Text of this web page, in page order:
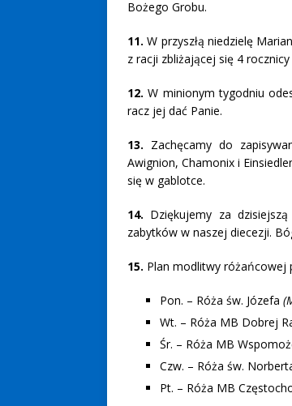
Bożego Grobu.
11.W przyszłą niedzielę
z racji zbliżającej się 4 rocznicy
12.W minionym tygodniu
racz jej dać Panie.
13. Zachęcamy do
Awignion, Chamonix i
się w gablotce.
14. Dziękujemy za
zabytków w naszej diecezji.
15. Plan modlitwy różańcowej
Pon. – Róża św. Józefa
Wt. – Róża MB Dobrej
Śr. – Róża MB
Czw. – Róża św.
Pt. – Róża MB